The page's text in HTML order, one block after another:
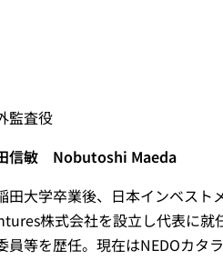
監査役
信敏 Nobutoshi Maeda
田大学卒業後、日本インベスト
株式会社を設立し代表に就
員等を歴任。現在はNEDOカタ